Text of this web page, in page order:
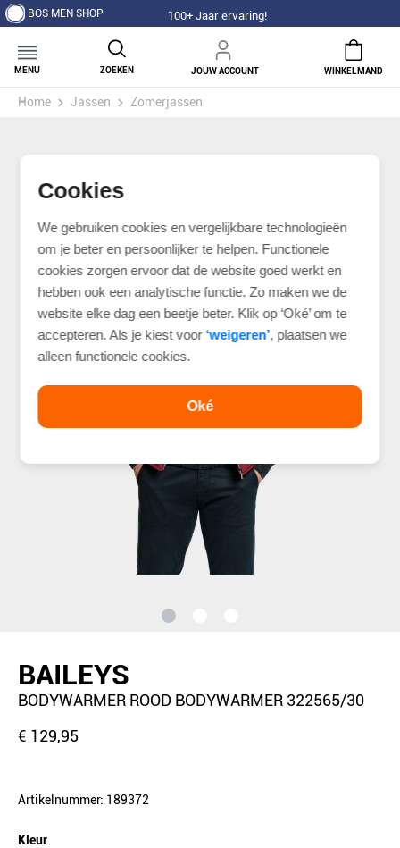
Cookies
We gebruiken cookies en vergelijkbare technologieën
om je beter en persoonlijker te helpen. Functionele
cookies zorgen ervoor dat de website goed werkt en
hebben ook een analytische functie. Zo maken we de
website elke dag een beetje beter. Klik op ‘Oké’ om te
accepteren. Als je kiest voor ‘weigeren’, plaatsen we
alleen functionele cookies.
Oké
BOS MEN SHOP 100+ Jaar ervaring!
MENU ZOEKEN JOUW ACCOUNT WINKELMAND
Home Jassen Zomerjassen
BAILEYS
BODYWARMER ROOD BODYWARMER 322565/30
€ 129,95
Artikelnummer: 189372
Kleur